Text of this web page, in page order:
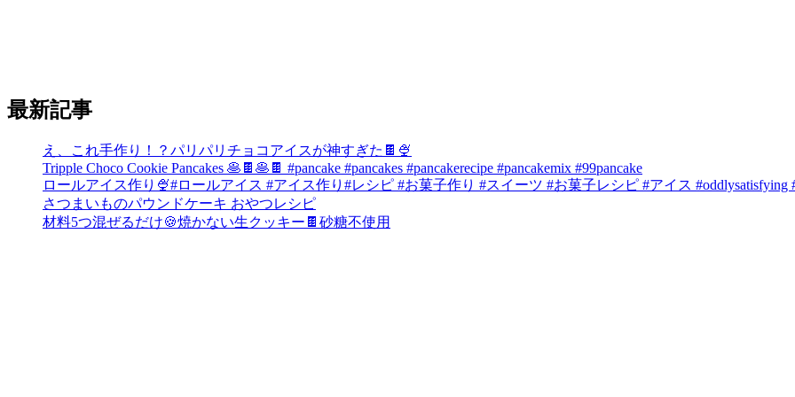
最新記事
え、これ手作り！？パリパリチョコアイスが神すぎた🍫🍨
Tripple Choco Cookie Pancakes 🥞🍫🥞🍫 #pancake #pancakes #pancakerecipe #pancakemix #99pancake
ロールアイス作り🍨#ロールアイス #アイス作り#レシピ #お菓子作り #スイーツ #お菓子レシピ #アイス #oddlysatisfying
さつまいものパウンドケーキ おやつレシピ
材料5つ混ぜるだけ🍪焼かない生クッキー🍫砂糖不使用